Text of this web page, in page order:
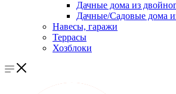
Дачные дома из
Дачные/Садовые дома
Навесы, гаражи
Террасы
Хозблоки